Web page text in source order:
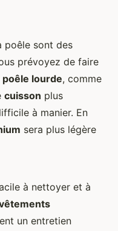
poêle sont des
prévoyez de faire
poêle lourde, comme
cuisson plus
à manier. En
sera plus légère
à nettoyer et à
un entretien